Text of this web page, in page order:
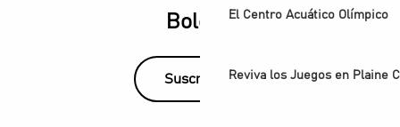
El Centro Acuático Olímpico
Reviva los Juegos en Plaine
Boletín
Suscríbase